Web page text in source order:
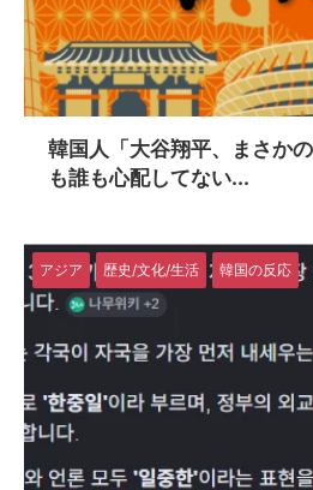
韓国人「大谷翔平、まさか
も誰も心配してない...
アジア 歴史/文化/生活 韓国の反応